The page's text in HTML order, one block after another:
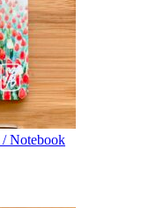
/ Notebook